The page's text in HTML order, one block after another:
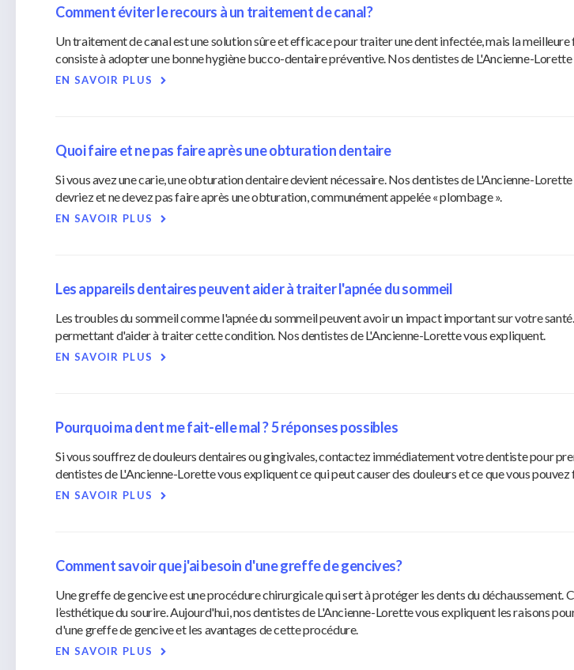
Comment éviter le recours à un traitement de canal?
Un traitement de canal est une solution sûre et efficace pour traiter une dent infectée, mais la
consiste à adopter une bonne hygiène bucco-dentaire préventive. Nos dentistes de L'Ancienne-
EN SAVOIR PLUS
Quoi faire et ne pas faire après une obturation dentaire
Si vous avez une carie, une obturation dentaire devient nécessaire. Nos dentistes de L'Ancienne-
devriez et ne devez pas faire après une obturation, communément appelée « plombage ».
EN SAVOIR PLUS
Les appareils dentaires peuvent aider à traiter l'apnée du sommeil
Les troubles du sommeil comme l'apnée du sommeil peuvent avoir un impact important sur votre
permettant d'aider à traiter cette condition. Nos dentistes de L'Ancienne-Lorette vous expliquent.
EN SAVOIR PLUS
Pourquoi ma dent me fait-elle mal ? 5 réponses possibles
Si vous souffrez de douleurs dentaires ou gingivales, contactez immédiatement votre dentiste pour
dentistes de L'Ancienne-Lorette vous expliquent ce qui peut causer des douleurs et ce que vous pouvez
EN SAVOIR PLUS
Comment savoir que j'ai besoin d'une greffe de gencives?
Une greffe de gencive est une procédure chirurgicale qui sert à protéger les dents du déchaussement.
l’esthétique du sourire. Aujourd'hui, nos dentistes de L'Ancienne-Lorette vous expliquent les raisons
d'une greffe de gencive et les avantages de cette procédure.
EN SAVOIR PLUS